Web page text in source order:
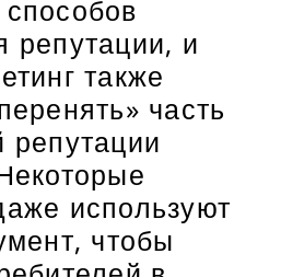
репутации, и
также
часть
репутации
используют
чтобы